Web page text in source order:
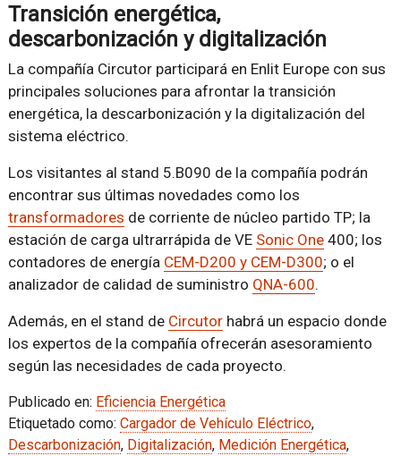
Transición energética,
descarbonización y digitalización
La compañía Circutor participará en Enlit Europe con sus
principales soluciones para afrontar la transición
energética, la descarbonización y la digitalización del
sistema eléctrico.
Los visitantes al stand 5.B090 de la compañía podrán
encontrar sus últimas novedades como los
transformadores de corriente de núcleo partido TP; la
estación de carga ultrarrápida de VE Sonic One400; los
contadores de energía CEM-D200 y CEM-D300; o el
analizador de calidad de suministro QNA-600.
Además, en el stand de Circutorhabrá un espacio donde
los expertos de la compañía ofrecerán asesoramiento
según las necesidades de cada proyecto.
Publicado en: Eficiencia Energética
Etiquetado como: Cargador de Vehículo Eléctrico,
Descarbonización, Digitalización, Medición Energética,